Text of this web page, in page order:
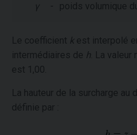
γ - poids volumique
Le coefficient k est interpolé
intermédiaires de h . La
est 1,00.
La hauteur de la surcharge
définie par :